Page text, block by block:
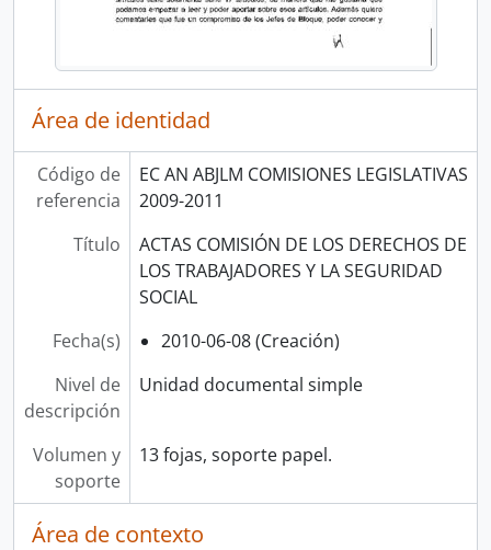
Área de identidad
Código de
referencia
EC AN ABJLM COMISIONES LEGISLATIVAS
2009-2011
Título
ACTAS COMISIÓN DE LOS DERECHOS DE
LOS TRABAJADORES Y LA SEGURIDAD
SOCIAL
Fecha(s)
2010-06-08 (Creación)
Nivel de
descripción
Unidad documental simple
Volumen y
soporte
13 fojas, soporte papel.
Área de contexto